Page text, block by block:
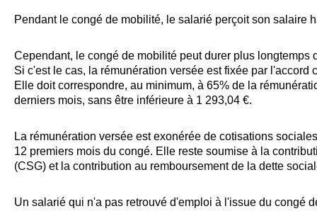
Pendant le congé de mobilité, le salarié perçoit son salaire
Cependant, le congé de mobilité peut durer plus longtemps
Si c'est le cas, la rémunération versée est fixée par l'accord
Elle doit correspondre, au minimum, à 65% de la
derniers mois, sans être inférieure à 1 293,04 €.
La rémunération versée est exonérée de cotisations
12 premiers mois du congé. Elle reste soumise à la
(CSG) et la contribution au remboursement de la dette
Un salarié qui n'a pas retrouvé d'emploi à l'issue du congé